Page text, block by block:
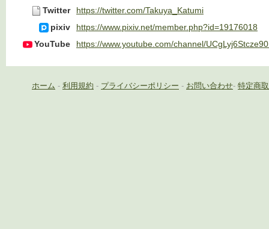
Twitter
https://twitter.com/Takuya_Katumi
pixiv
https://www.pixiv.net/member.php?id=19176018
YouTube
https://www.youtube.com/channel/
ホーム - 利用規約 - プライバシーポリシー - お問い合わせ- 特定商